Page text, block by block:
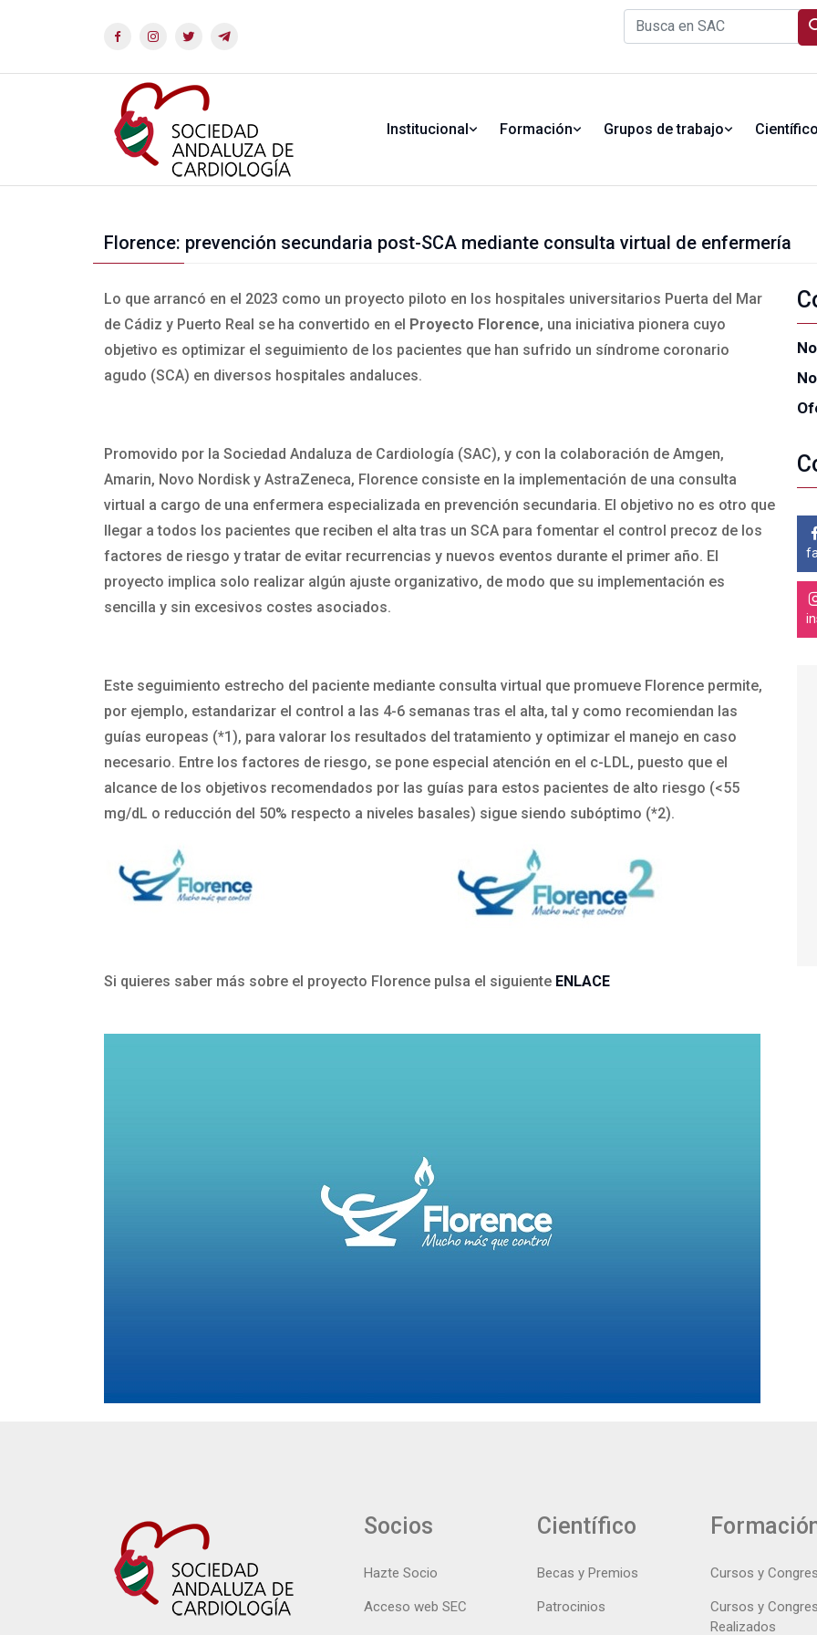
Institucional Formación Grupos de trabajo Científico
Florence: prevención secundaria post-SCA mediante consulta virtual de enfermería
Lo que arrancó en el 2023 como un proyecto piloto en los hospitales universitarios Puerta del Mar
de Cádiz y Puerto Real se ha convertido en el Proyecto Florence, una iniciativa pionera cuyo
objetivo es optimizar el seguimiento de los pacientes que han sufrido un síndrome coronario
agudo (SCA) en diversos hospitales andaluces.
Promovido por la Sociedad Andaluza de Cardiología (SAC), y con la colaboración de Amgen,
Amarin, Novo Nordisk y AstraZeneca, Florence consiste en la implementación de una consulta
virtual a cargo de una enfermera especializada en prevención secundaria. El objetivo no es otro que
llegar a todos los pacientes que reciben el alta tras un SCA para fomentar el control precoz de los
factores de riesgo y tratar de evitar recurrencias y nuevos eventos durante el primer año. El
proyecto implica solo realizar algún ajuste organizativo, de modo que su implementación es
sencilla y sin excesivos costes asociados.
Este seguimiento estrecho del paciente mediante consulta virtual que promueve Florence permite,
por ejemplo, estandarizar el control a las 4-6 semanas tras el alta, tal y como recomiendan las
guías europeas (*1), para valorar los resultados del tratamiento y optimizar el manejo en caso
necesario. Entre los factores de riesgo, se pone especial atención en el c-LDL, puesto que el
alcance de los objetivos recomendados por las guías para estos pacientes de alto riesgo (<55
mg/dL o reducción del 50% respecto a niveles basales) sigue siendo subóptimo (*2).
Si quieres saber más sobre el proyecto Florence pulsa el siguiente ENLACE
Socios
Hazte Socio
Acceso web SEC
Científico
Becas y Premios
Patrocinios
Cursos y
Cursos y
Realizados